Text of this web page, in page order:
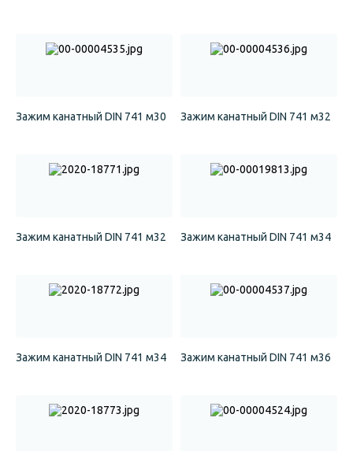
Зажим канатный DIN 741 м30 Зажим канатный DIN 741 м32
Зажим канатный DIN 741 м32 Зажим канатный DIN 741 м34
Зажим канатный DIN 741 м34 Зажим канатный DIN 741 м36